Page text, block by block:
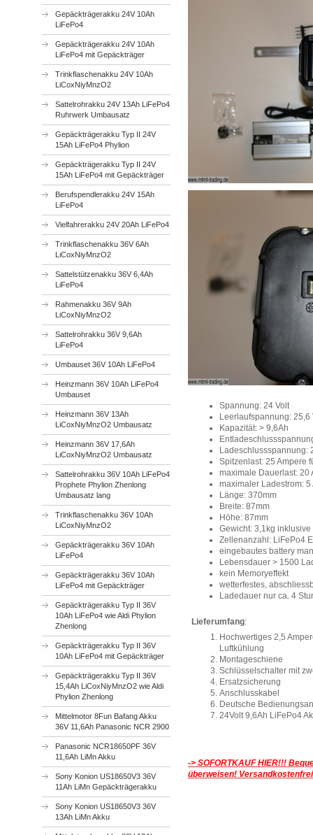
Gepäckträgerakku 24V 10Ah
LiFePo4
Gepäckträgerakku 24V 10Ah
LiFePo4 mit Gepäckträger
Trinkflaschenakku 24V 10Ah
LiCoxNiyMnzO2
Sattelrohrakku 24V 13Ah LiFePo4
Ruhrwerk Umbausatz
Gepäckträgerakku Typ II 24V
15Ah LiFePo4 Phylion
Gepäckträgerakku Typ II 24V
15Ah LiFePo4 mit Gepäckträger
Berufspendlerakku 24V 15Ah
LiFePo4
Vielfahrerakku 24V 20Ah LiFePo4
Trinkflaschenakku 36V 6Ah
LiCoxNiyMnzO2
Sattelstützenakku 36V 6,4Ah
LiFePo4
Rahmenakku 36V 9Ah
LiCoxNiyMnzO2
Sattelrohrakku 36V 9,6Ah
LiFePo4
Umbauset 36V 10Ah LiFePo4
Heinzmann 36V 10Ah LiFePo4
Umbauset
Heinzmann 36V 13Ah
LiCoxNiyMnzO2 Umbausatz
Heinzmann 36V 17,6Ah
LiCoxNiyMnzO2 Umbausatz
Sattelrohrakku 36V 10Ah LiFePo4
Prophete Phylion Zhenlong
Umbausatz lang
Trinkflaschenakku 36V 10Ah
LiCoxNiyMnzO2
Gepäckträgerakku 36V 10Ah
LiFePo4
Gepäckträgerakku 36V 10Ah
LiFePo4 mit Gepäckträger
Gepäckträgerakku Typ II 36V
10Ah LiFePo4 wie Aldi Phylion
Zhenlong
Gepäckträgerakku Typ II 36V
10Ah LiFePo4 mit Gepäckträger
Gepäckträgerakku Typ II 36V
15,4Ah LiCoxNiyMnzO2 wie Aldi
Phylion Zhenlong
Mittelmotor 8Fun Bafang Akku
36V 11,6Ah Panasonic NCR 2900
Panasonic NCR18650PF 36V
11,6Ah LiMn Akku
Sony Konion US18650V3 36V
11Ah LiMn Gepäckträgerakku
Sony Konion US18650V3 36V
13Ah LiMn Akku
Spannung: 24 Volt
Leerlaufspannung: 25,6
Kapazität: > 9,6Ah
Ladeschlussspannung:
Spitzenlast: 25 Ampere
maximale Dauerlast: 20
maximaler Ladestrom: 5
Länge: 370mm
Breite: 87mm
Höhe: 87mm
Gewicht: 3,1kg
Zellenanzahl: LiFePo4
eingebautes battery
Lebensdauer > 1500
kein Memoryeffekt
wetterfestes,
Ladedauer nur ca. 4
Lieferumfang:
Hochwertiges 2,5
Luftkühlung
Montageschiene
Schlüsselschalter mit
Ersatzsicherung
Anschlusskabel
Deutsche
24Volt 9,6Ah LiFePo4
-> SOFORTKAUF HIER!!!
überweisen!